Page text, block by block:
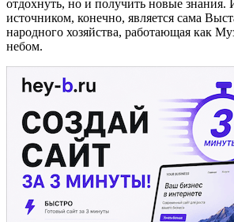
отдохнуть, но и получить новые
источником, конечно, является сама
народного хозяйства, работающая как
небом.